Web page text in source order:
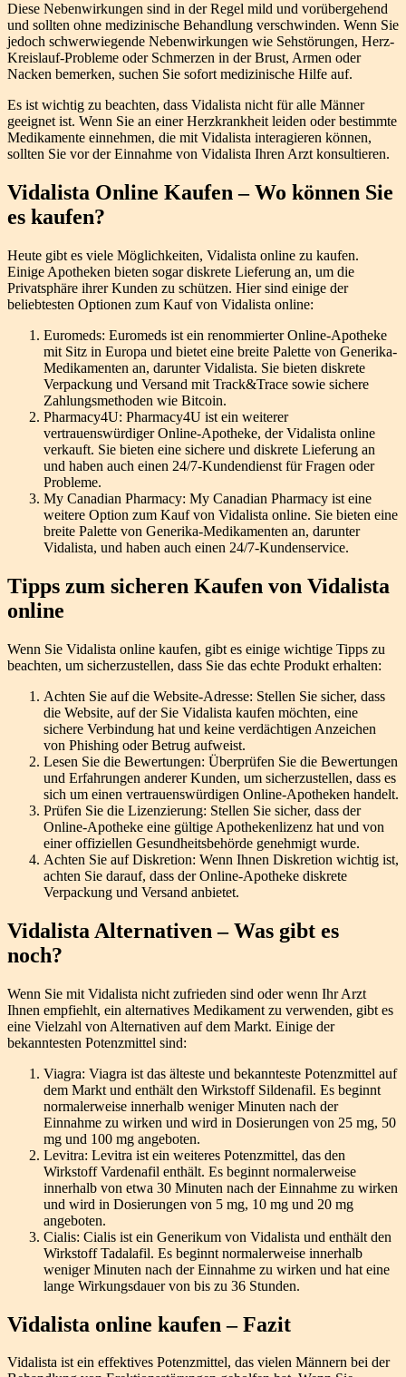
Diese Nebenwirkungen sind in der Regel mild und vorübergehend
und sollten ohne medizinische Behandlung verschwinden. Wenn Sie
jedoch schwerwiegende Nebenwirkungen wie Sehstörungen, Herz-
Kreislauf-Probleme oder Schmerzen in der Brust, Armen oder
Nacken bemerken, suchen Sie sofort medizinische Hilfe auf.
Es ist wichtig zu beachten, dass Vidalista nicht für alle Männer
geeignet ist. Wenn Sie an einer Herzkrankheit leiden oder bestimmte
Medikamente einnehmen, die mit Vidalista interagieren können,
sollten Sie vor der Einnahme von Vidalista Ihren Arzt konsultieren.
Vidalista Online Kaufen – Wo können Sie
es kaufen?
Heute gibt es viele Möglichkeiten, Vidalista online zu kaufen.
Einige Apotheken bieten sogar diskrete Lieferung an, um die
Privatsphäre ihrer Kunden zu schützen. Hier sind einige der
beliebtesten Optionen zum Kauf von Vidalista online:
Euromeds: Euromeds ist ein renommierter Online-Apotheke
mit Sitz in Europa und bietet eine breite Palette von Generika-
Medikamenten an, darunter Vidalista. Sie bieten diskrete
Verpackung und Versand mit Track&Trace sowie sichere
Zahlungsmethoden wie Bitcoin.
Pharmacy4U: Pharmacy4U ist ein weiterer
vertrauenswürdiger Online-Apotheke, der Vidalista online
verkauft. Sie bieten eine sichere und diskrete Lieferung an
und haben auch einen 24/7-Kundendienst für Fragen oder
Probleme.
My Canadian Pharmacy: My Canadian Pharmacy ist eine
weitere Option zum Kauf von Vidalista online. Sie bieten eine
breite Palette von Generika-Medikamenten an, darunter
Vidalista, und haben auch einen 24/7-Kundenservice.
Tipps zum sicheren Kaufen von Vidalista
online
Wenn Sie Vidalista online kaufen, gibt es einige wichtige Tipps zu
beachten, um sicherzustellen, dass Sie das echte Produkt erhalten:
Achten Sie auf die Website-Adresse: Stellen Sie sicher, dass
die Website, auf der Sie Vidalista kaufen möchten, eine
sichere Verbindung hat und keine verdächtigen Anzeichen
von Phishing oder Betrug aufweist.
Lesen Sie die Bewertungen: Überprüfen Sie die Bewertungen
und Erfahrungen anderer Kunden, um sicherzustellen, dass es
sich um einen vertrauenswürdigen Online-Apotheken handelt.
Prüfen Sie die Lizenzierung: Stellen Sie sicher, dass der
Online-Apotheke eine gültige Apothekenlizenz hat und von
einer offiziellen Gesundheitsbehörde genehmigt wurde.
Achten Sie auf Diskretion: Wenn Ihnen Diskretion wichtig ist,
achten Sie darauf, dass der Online-Apotheke diskrete
Verpackung und Versand anbietet.
Vidalista Alternativen – Was gibt es
noch?
Wenn Sie mit Vidalista nicht zufrieden sind oder wenn Ihr Arzt
Ihnen empfiehlt, ein alternatives Medikament zu verwenden, gibt es
eine Vielzahl von Alternativen auf dem Markt. Einige der
bekanntesten Potenzmittel sind:
Viagra: Viagra ist das älteste und bekannteste Potenzmittel auf
dem Markt und enthält den Wirkstoff Sildenafil. Es beginnt
normalerweise innerhalb weniger Minuten nach der
Einnahme zu wirken und wird in Dosierungen von 25 mg, 50
mg und 100 mg angeboten.
Levitra: Levitra ist ein weiteres Potenzmittel, das den
Wirkstoff Vardenafil enthält. Es beginnt normalerweise
innerhalb von etwa 30 Minuten nach der Einnahme zu wirken
und wird in Dosierungen von 5 mg, 10 mg und 20 mg
angeboten.
Cialis: Cialis ist ein Generikum von Vidalista und enthält den
Wirkstoff Tadalafil. Es beginnt normalerweise innerhalb
weniger Minuten nach der Einnahme zu wirken und hat eine
lange Wirkungsdauer von bis zu 36 Stunden.
Vidalista online kaufen – Fazit
Vidalista ist ein effektives Potenzmittel, das vielen Männern bei der